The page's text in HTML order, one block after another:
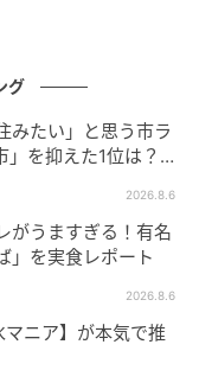
グ
みたい」と思う市ラ
を抑えた1位は？
2026.8.6
がうますぎる！有名
」を実食レポート
2026.8.6
ニア】が本気で推